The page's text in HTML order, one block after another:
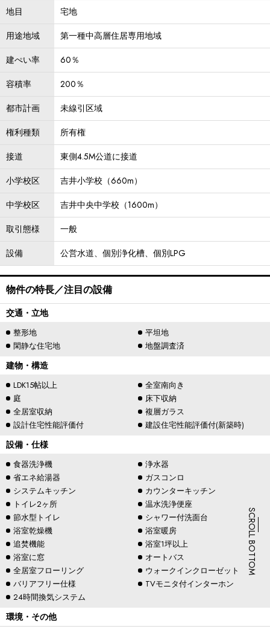
地目
宅地
用途地域
第一種中高層住居専用地域
建ぺい率
60％
容積率
200％
都市計画
未線引区域
権利種類
所有権
接道
東側4.5M公道に接道
小学校区
吉井小学校（660m）
中学校区
吉井中央中学校（1600m）
取引態様
一般
設備
公営水道、個別浄化槽、個別LPG
物件の特長／注目の設備
交通・立地
整形地
平坦地
閑静な住宅地
地盤調査済
建物・構造
LDK15帖以上
全室南向き
庭
床下収納
全居室収納
複層ガラス
設計住宅性能評価付
建設住宅性能評価付(新築時)
設備・仕様
食器洗浄機
浄水器
省エネ給湯器
ガスコンロ
システムキッチン
カウンターキッチン
トイレ2ヶ所
温水洗浄便座
節水型トイレ
シャワー付洗面台
浴室乾燥機
浴室暖房
追焚機能
浴室1坪以上
浴室に窓
オートバス
全居室フローリング
ウォークインクローゼット
バリアフリー仕様
TVモニタ付インターホン
24時間換気システム
環境・その他
SCROLL BOTTOM